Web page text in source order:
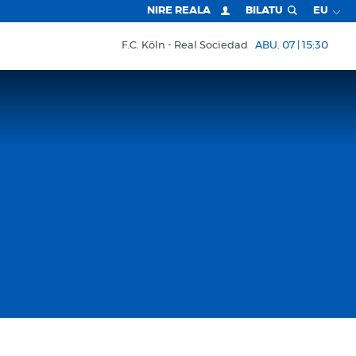
NIRE REALA BILATU EU
F.C. Köln Real Sociedad ABU. 07 | 15:30